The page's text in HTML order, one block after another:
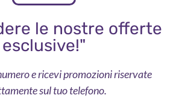
le nostre offerte
esclusive!"
e ricevi promozioni riservate
sul tuo telefono.